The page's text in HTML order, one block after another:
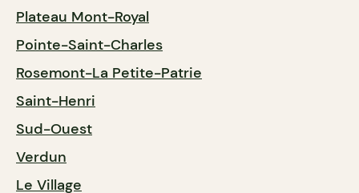
Plateau Mont-Royal
Pointe-Saint-Charles
Rosemont-La Petite-Patrie
Saint-Henri
Sud-Ouest
Verdun
Le Village